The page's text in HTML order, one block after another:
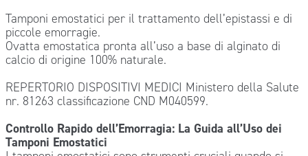
Tamponi emostatici per il trattamento dell’epistassi e di
piccole emorragie.
Ovatta emostatica pronta all’uso a base di alginato di
calcio di origine 100% naturale.
REPERTORIO DISPOSITIVI MEDICI Ministero della Salute
nr. 81263 classificazione CND M040599.
Controllo Rapido dell’Emorragia: La Guida all’Uso dei
Tamponi Emostatici